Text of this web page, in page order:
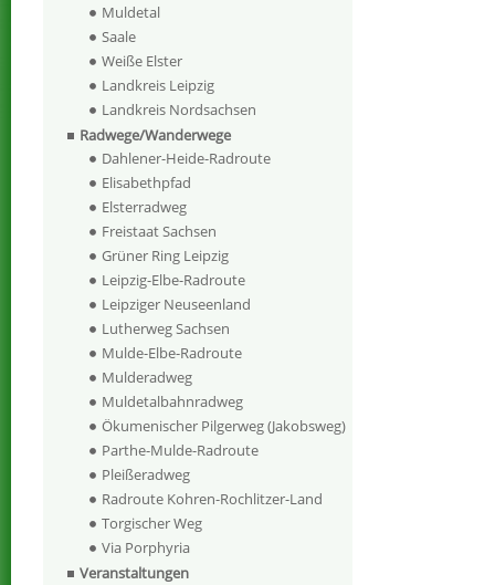
Muldetal
Saale
Weiße Elster
Landkreis Leipzig
Landkreis Nordsachsen
Radwege/Wanderwege
Dahlener-Heide-Radroute
Elisabethpfad
Elsterradweg
Freistaat Sachsen
Grüner Ring Leipzig
Leipzig-Elbe-Radroute
Leipziger Neuseenland
Lutherweg Sachsen
Mulde-Elbe-Radroute
Mulderadweg
Muldetalbahnradweg
Ökumenischer Pilgerweg (Jakobsweg)
Parthe-Mulde-Radroute
Pleißeradweg
Radroute Kohren-Rochlitzer-Land
Torgischer Weg
Via Porphyria
Veranstaltungen